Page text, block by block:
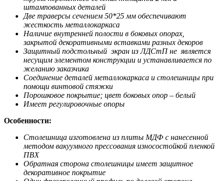
штампованных деталей
Две траверсы сечением 50*25 мм обеспечивают
жесткость металлокаркаса
Наличие внутренней полости в боковых опорах,
закрытой декоративными вставками разных декоров
Защитный подстольный экран из ЛДСтП не является
несущим элементом конструкции и устанавливается по
желанию заказчика
Соединение деталей металлокаркаса и столешницы при
помощи винтовой стяжки
Порошковое покрытие; цвет боковых опор – белый
Имеет регулировочные опоры
Особенности:
Столешница изготовлена из плиты МДФ с нанесенной
методом вакуумного прессования износостойкой пленкой
ПВХ
Обратная сторона столешницы имеет защитное
декоративное покрытие